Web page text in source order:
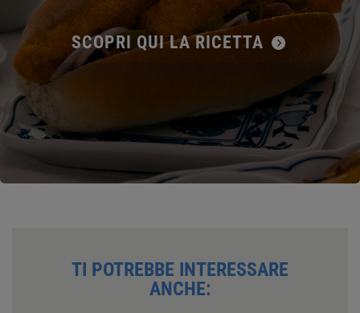
SCOPRI QUI LA RICETTA
TI POTREBBE INTERESSARE
ANCHE: